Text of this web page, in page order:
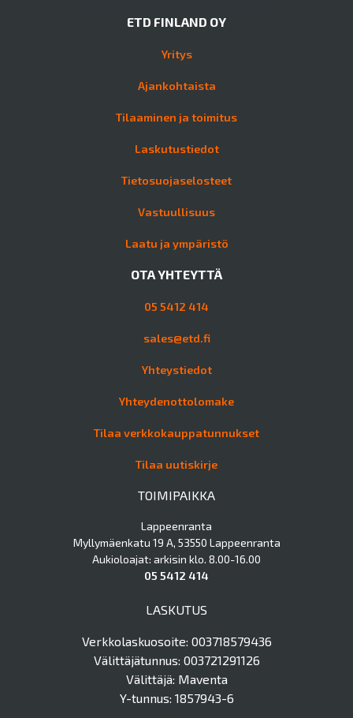
ETD FINLAND OY
Yritys
Ajankohtaista
Tilaaminen ja toimitus
Laskutustiedot
Tietosuojaselosteet
Vastuullisuus
Laatu ja ympäristö
OTA YHTEYTTÄ
05 5412 414
sales@etd.fi
Yhteystiedot
Yhteydenottolomake
Tilaa verkkokauppatunnukset
Tilaa uutiskirje
TOIMIPAIKKA
Lappeenranta
Myllymäenkatu 19 A, 53550 Lappeenranta
Aukioloajat: arkisin klo. 8.00-16.00
05 5412 414
LASKUTUS
Verkkolaskuosoite: 003718579436
Välittäjätunnus: 003721291126
Välittäjä: Maventa
Y-tunnus: 1857943-6